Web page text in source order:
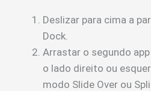
Deslizar para cima a
Dock.
Arrastar o segundo
o lado direito ou
modo Slide Over ou